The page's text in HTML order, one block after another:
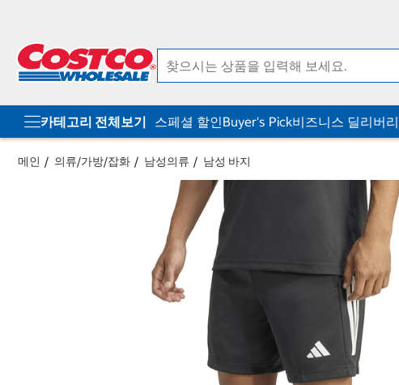
카테고리 전체보기 스페셜 할인Buyer's Pick비즈니스 딜리버리
메인 의류/가방/잡화 남성의류 남성 바지